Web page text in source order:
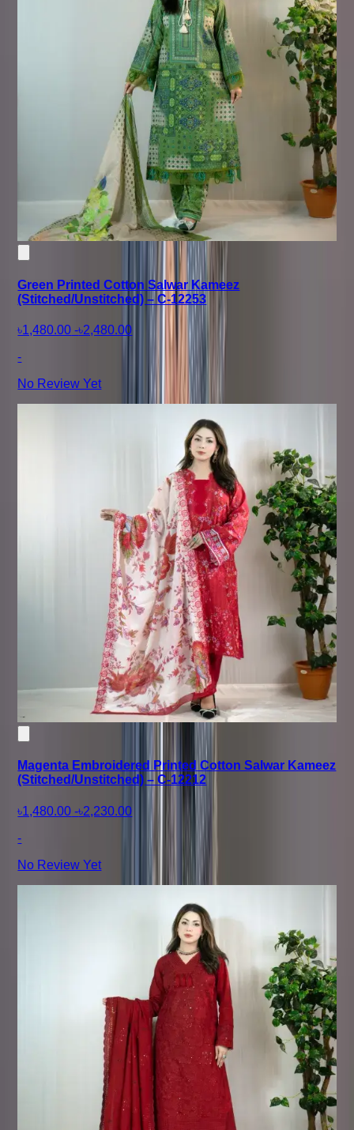
Green Printed Cotton Salwar Kameez
(Stitched/Unstitched) – C-12253
৳1,480.00 -৳2,480.00
-
No Review Yet
Magenta Embroidered Printed Cotton Salwar Kameez
(Stitched/Unstitched) – C-12212
৳1,480.00 -৳2,230.00
-
No Review Yet